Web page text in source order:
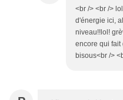
<br /> <br />
d'énergie ici,
niveau!!lol!
encore qui fait
bisous<br />